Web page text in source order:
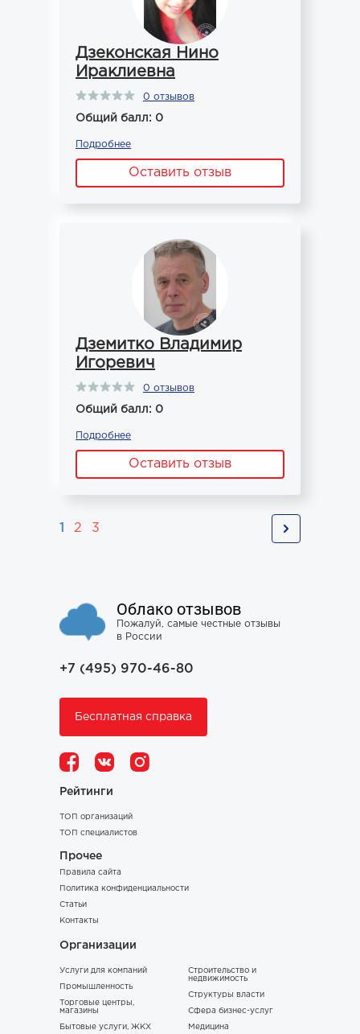
Дзеконская Нино
Ираклиевна
0 отзывов
Общий балл: 0
Подробнее
Оставить отзыв
Дземитко Владимир
Игоревич
0 отзывов
Общий балл: 0
Подробнее
Оставить отзыв
1 2 3
Облако отзывов
Пожалуй, самые честные отзывы
в России
+7 (495) 970-46-80
Бесплатная справка
Рейтинги
ТОП организаций
ТОП специалистов
Прочее
Правила сайта
Политика конфиденциальности
Статьи
Контакты
Организации
Услуги для компаний
Промышленность
Торговые центры,
магазины
Бытовые услуги, ЖКХ
Строительство и
недвижимость
Структуры власти
Сфера бизнес-услуг
Медицина